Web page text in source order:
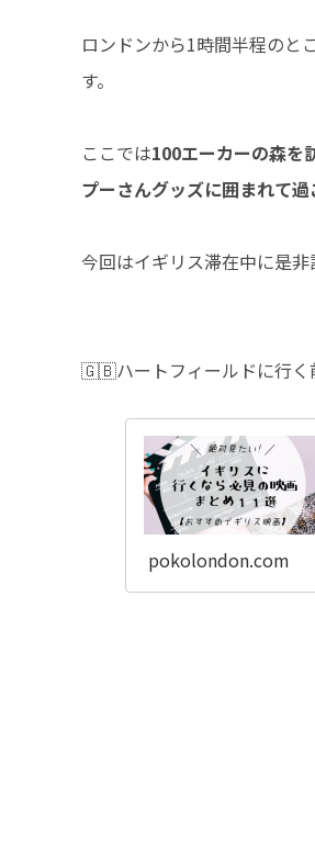
ロンドンから1時間半程のと
す。
ここでは100エーカーの森を
プーさんグッズに囲まれて過
今回はイギリス滞在中に是
🇬🇧ハートフィールドに行く
pokolondon.com